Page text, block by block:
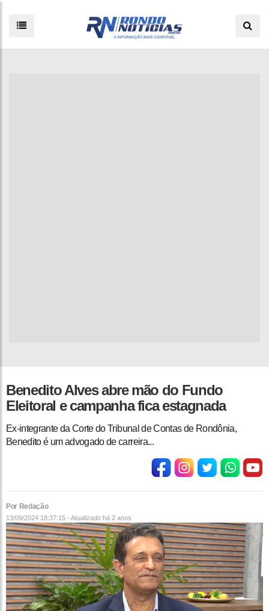
Benedito Alves abre mão do Fundo
Eleitoral e campanha fica estagnada
Ex-integrante da Corte do Tribunal de Contas de Rondônia,
Benedito é um advogado de carreira...
Por Redação
13/09/2024 18:37:15 - Atualizado há 2 anos